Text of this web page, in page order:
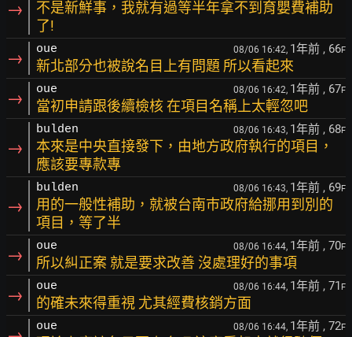
→
不是新鮮事，我就有過等半年拿不到育嬰費補助
了!
→ oue 08/06 16:42, 1年前 , 66F
新北部分也被說名目上有問題 所以看起來
→ oue 08/06 16:42, 1年前 , 67F
當初申請跟後續檢核 在項目名稱上太輕忽吧
→
bulden 08/06 16:43, 1年前 , 68F
本來是中央直接發下，由地方政府執行的項目，
應該要專款專
→
bulden 08/06 16:43, 1年前 , 69F
用的一般性補助，就被台南巿政府給挪用到別的
項目，等了半
→ oue 08/06 16:44, 1年前 , 70F
所以糾正案 就是要求改善 沒處理好的事項
→ oue 08/06 16:44, 1年前 , 71 F
的確未來得重視 尤其經費核銷方面
oue 08/06 16:44, 1年前 , 72F